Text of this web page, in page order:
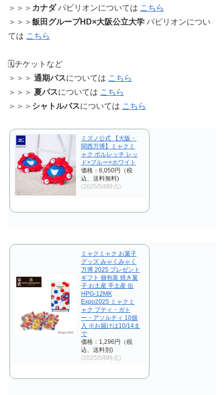
＞＞＞ カナダパビリオンについては こちら
＞＞＞ 飯田グループHD×大阪公立大学 パビリオンについ
ては こちら
🗓️チケットなど
＞＞＞ 通期パスについては こちら
＞＞＞ 夏パスについては こちら
＞＞＞ シャトルバスについては こちら
ミズノ公式 【大阪・
関西万博】ミャクミ
ャク ボルレッチ レッ
ド×ブルー×ホワイト
価格：6,050円（税
込、送料無料)
(2025/5/8時点)
ミャクミャク お菓子
グッズ みゃくみゃく
万博 2025 プレゼント
ギフト 個包装 焼き菓
子 お土産 手土産 缶
HPG-12MK
Expo2025 ミャクミ
ャク プティ・ガト
ー・アソルティ 10個
入 ※お届けは10/14ま
で
価格：1,296円（税
込、送料別)
(2025/5/8時点)